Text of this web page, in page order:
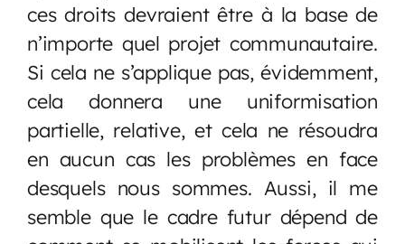
ces droits devraient être à la base de
n’importe quel projet communautaire.
Si cela ne s’applique pas, évidemment,
cela donnera une uniformisation
partielle, relative, et cela ne résoudra
en aucun cas les problèmes en face
desquels nous sommes. Aussi, il me
semble que le cadre futur dépend de